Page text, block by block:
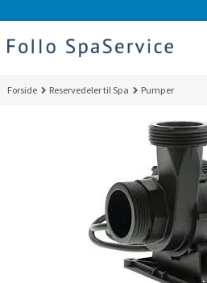
til
innholdet
Forside Reservedeler til Spa Pumper